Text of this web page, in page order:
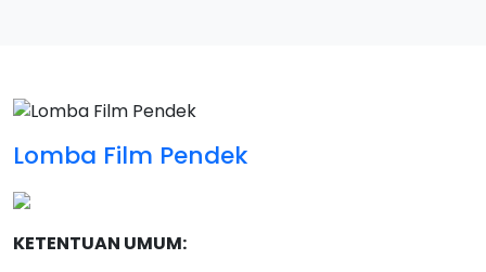
Lomba Film Pendek
KETENTUAN UMUM: